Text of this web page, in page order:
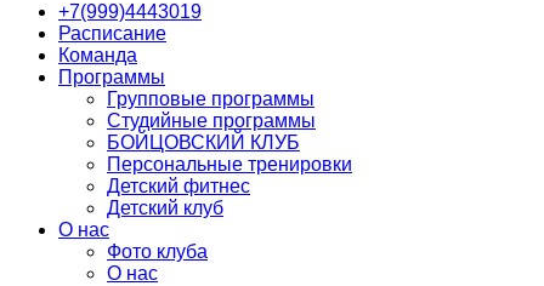
+7(999)4443019
Расписание
Команда
Программы
Групповые программы
Студийные программы
БОЙЦОВСКИЙ КЛУБ
Персональные тренировки
Детский фитнес
Детский клуб
О нас
Фото клуба
О нас